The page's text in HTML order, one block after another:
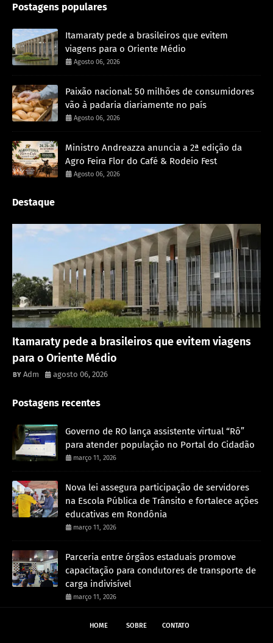
Postagens populares
Itamaraty pede a brasileiros que evitem
viagens para o Oriente Médio
Agosto 06, 2026
Paixão nacional: 50 milhões de consumidores
vão à padaria diariamente no país
Agosto 06, 2026
Ministro Andreazza anuncia a 2ª edição da
Agro Feira Flor do Café & Rodeio Fest
Agosto 06, 2026
Destaque
Itamaraty pede a brasileiros que evitem viagens
para o Oriente Médio
Adm agosto 06, 2026
Postagens recentes
Governo de RO lança assistente virtual “Rô”
para atender população no Portal do Cidadão
março 11, 2026
Nova lei assegura participação de servidores
na Escola Pública de Trânsito e fortalece ações
educativas em Rondônia
março 11, 2026
Parceria entre órgãos estaduais promove
capacitação para condutores de transporte de
carga indivisível
março 11, 2026
HOME SOBRE CONTATO